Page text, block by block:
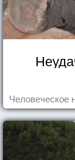
Человеческое